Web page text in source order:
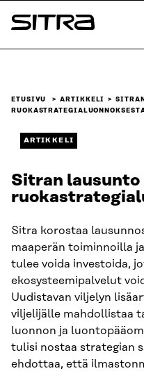
Siirry
suoraan
Sitra
ETUSIVU ARTIKKELI
ARTIKKELI
Sitran
Sitra korostaa
maaperän toiminnoilla
tulee voida investoida,
ekosysteemipalvelut
Uudistavan viljelyn
viljelijälle mahdollistaa
luonnon ja
tulisi nostaa strategian
ehdottaa, että